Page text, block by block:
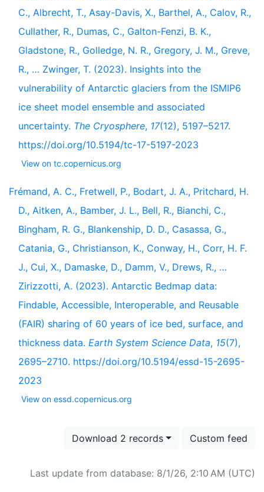
C., Albrecht, T., Asay-Davis, X., Barthel, A., Calov, R.,
Cullather, R., Dumas, C., Galton-Fenzi, B. K.,
Gladstone, R., Golledge, N. R., Gregory, J. M., Greve,
R., … Zwinger, T. (2023). Insights into the
vulnerability of Antarctic glaciers from the ISMIP6
ice sheet model ensemble and associated
uncertainty. The Cryosphere, 17(12), 5197–5217.
https://doi.org/10.5194/tc-17-5197-2023
View on tc.copernicus.org
Frémand, A. C., Fretwell, P., Bodart, J. A., Pritchard, H.
D., Aitken, A., Bamber, J. L., Bell, R., Bianchi, C.,
Bingham, R. G., Blankenship, D. D., Casassa, G.,
Catania, G., Christianson, K., Conway, H., Corr, H. F.
J., Cui, X., Damaske, D., Damm, V., Drews, R., …
Zirizzotti, A. (2023). Antarctic Bedmap data:
Findable, Accessible, Interoperable, and Reusable
(FAIR) sharing of 60 years of ice bed, surface, and
thickness data. Earth System Science Data, 15(7),
2695–2710. https://doi.org/10.5194/essd-15-2695-
2023
View on essd.copernicus.org
Download 2 records Custom feed
Last update from database: 8/1/26, 2:10 AM (UTC)